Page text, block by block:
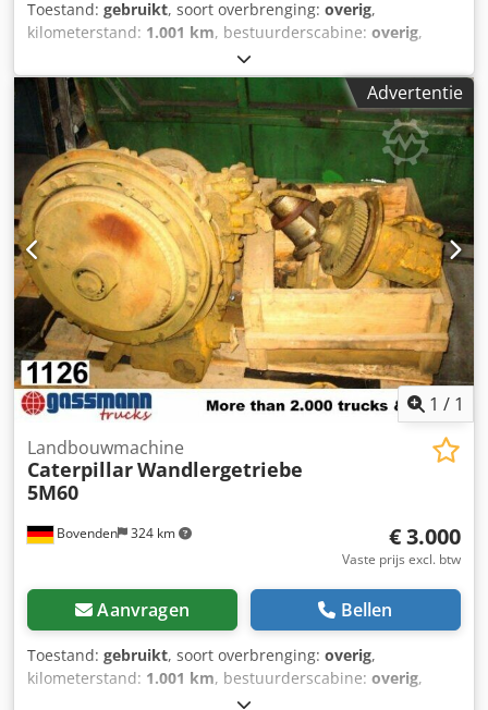
Toestand: gebruikt, soort overbrenging: overig,
kilometerstand: 1.001 km, bestuurderscabine: overig,
Standplaats voertuig: Bovenden, opbouw: voor grader, 6-
cilinder motor nr. 53A6019. ACCESSOIRES-INFORMATIE
ZONDER GARANTIE, wijzigingen, tussentijdse verkoop en
vergissingen voorbehouden! Crodpsi Rphgsfx Ai Ssf
Advertentie
1 / 1
Bovenden 324 km
Landbouwmachine
CaterpillarWandlergetriebe
5M60
€ 3.000
Vaste prijs excl. btw
Aanvragen Bellen
Toestand: gebruikt, soort overbrenging: overig,
kilometerstand: 1.001 km, bestuurderscabine: overig,
Voertuiglocatie: Bovenden, Crsdpji Rphcsfx Ai Sjf Opbouw: